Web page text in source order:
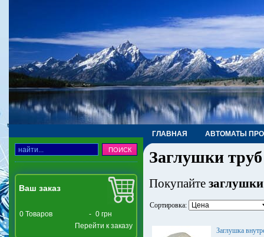
ГЛАВНАЯ АВТОМАТЫ
ТРУБЫ, ФИТИНГИ, КРАНЫ
Ваш заказ
0 Товаров - 0 грн
Перейти к заказу
Заглушки
Покупайте
Сортировка:
Заглушка